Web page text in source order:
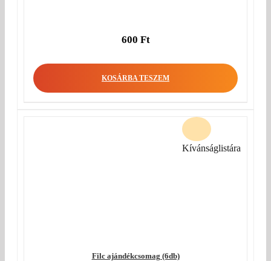
600 Ft
KOSÁRBA TESZEM
Filc ajándékcsomag (6db)
Kívánságlistára